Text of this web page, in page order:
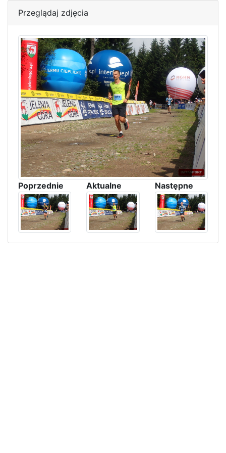
Przeglądaj zdjęcia
Poprzednie Aktualne Następne